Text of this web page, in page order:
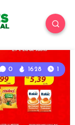
0 1628 1